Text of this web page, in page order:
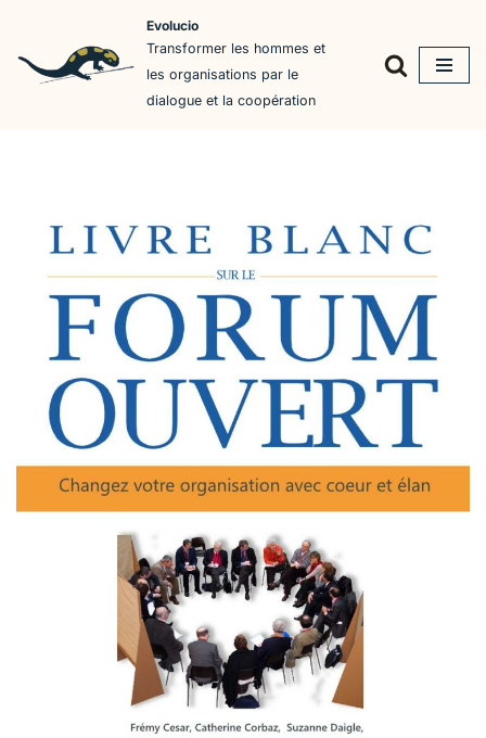
Aller
Evolucio
Transformer les hommes et
les organisations par le
dialogue et la coopération